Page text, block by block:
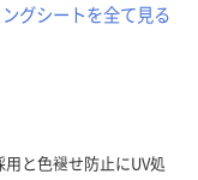
グシートを全て見る
と色褪せ防止にUV処